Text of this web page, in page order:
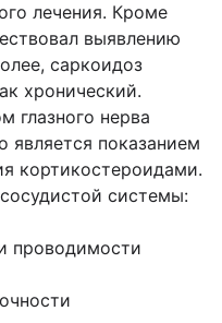
лечения. Кроме
выявлению
саркоидоз
хронический.
глазного нерва
является показанием
кортикостероидами.
системы:
проводимости